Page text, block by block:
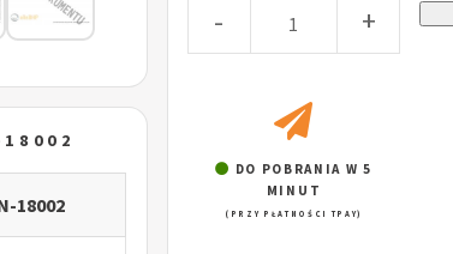
18002
18002
- +
DO POBRANIA W 5
MINUT
(PRZY PŁATNOŚCI TPAY)